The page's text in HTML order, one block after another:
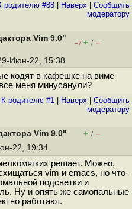
родителю #88 Наверх
Cообщить
модератору
Vim 9.0"
–7 + / –
Июн-22, 15:38
кодят в кафешке на виме
меня минусанули?
К родителю #1 Наверх
Cообщить
модератору
Vim 9.0" + / –
22, 19:34
решает. Можно,
vim и emacs, но что-
подсветки и
Ну и опять же самопальные
работают.